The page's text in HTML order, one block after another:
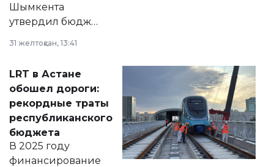
Шымкента
утвердил бюджет
2028 годы.
документ
появился в базе
нормативных
правовых актов и
на сайте маслихат
города.
31 желтоқсан, 13:41
LRT в Астане
обошел дороги:
рекордные траты
республиканского
бюджета
В 2025 году
финансирование